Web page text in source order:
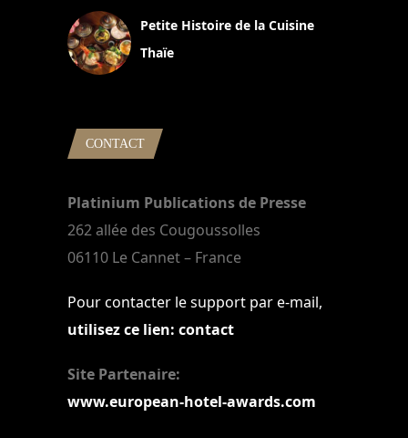
Petite Histoire de la Cuisine
Thaïe
CONTACT
Platinium Publications de Presse
262 allée des Cougoussolles
06110 Le Cannet – France
Pour contacter le support par e-mail,
utilisez ce lien: contact
Site Partenaire:
www.european-hotel-awards.com